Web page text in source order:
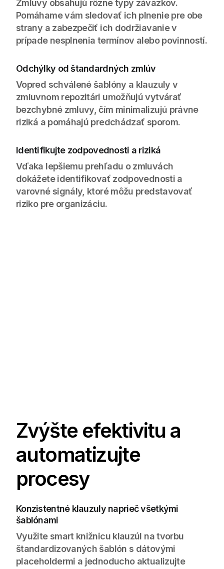
Zmluvy obsahujú rôzne typy záväzkov.
Pomáhame vám sledovať ich plnenie pre obe
strany a zabezpečiť ich dodržiavanie v
prípade nesplnenia termínov alebo povinností.
Odchýlky od štandardných zmlúv
Vopred schválené šablóny a klauzuly v
zmluvnom repozitári umožňujú vytvárať
bezchybné zmluvy, čím minimalizujú právne
riziká a pomáhajú predchádzať sporom.
Identifikujte zodpovednosti a riziká
Vďaka lepšiemu prehľadu o zmluvách
dokážete identifikovať zodpovednosti a
varovné signály, ktoré môžu predstavovať
riziko pre organizáciu.
Zvýšte efektivitu a
automatizujte
procesy
Konzistentné klauzuly naprieč všetkými
šablónami
Využite smart knižnicu klauzúl na tvorbu
štandardizovaných šablón s dátovými
placeholdermi a jednoducho aktualizujte